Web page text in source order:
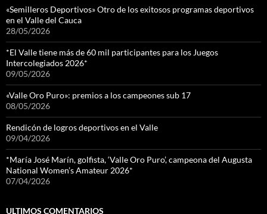
«Semilleros Deportivos» Otro de los exitosos programas deportivos
en el Valle del Cauca
28/05/2026
*El Valle tiene más de 60 mil participantes para los Juegos
Intercolegiados 2026*
09/05/2026
«Valle Oro Puro»: premios a los campeones sub 17
08/05/2026
Rendicón de logros deportivos en el Valle
09/04/2026
*María José Marín, golfista, ‘Valle Oro Puro’, campeona del Augusta
National Women’s Amateur 2026*
07/04/2026
ULTIMOS COMENTARIOS